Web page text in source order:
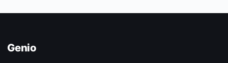
Genio